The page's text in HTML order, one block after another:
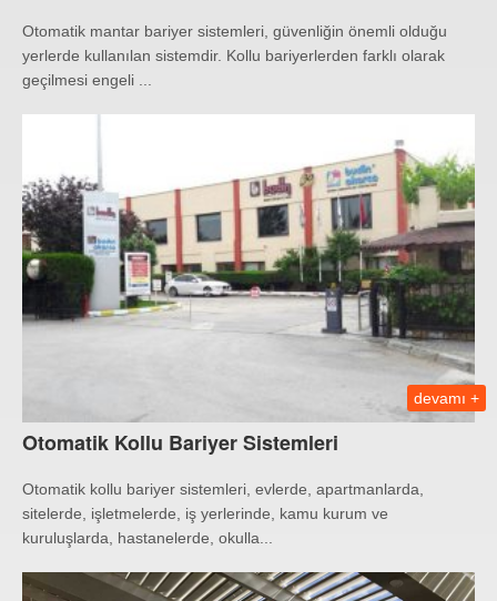
Otomatik mantar bariyer sistemleri, güvenliğin önemli olduğu
yerlerde kullanılan sistemdir. Kollu bariyerlerden farklı olarak
geçilmesi engeli ...
devamı +
Otomatik Kollu Bariyer Sistemleri
Otomatik kollu bariyer sistemleri, evlerde, apartmanlarda,
sitelerde, işletmelerde, iş yerlerinde, kamu kurum ve
kuruluşlarda, hastanelerde, okulla...